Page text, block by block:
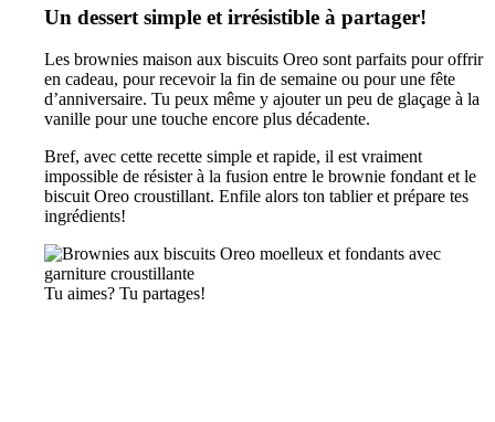
Un dessert simple et irrésistible à partager!
Les brownies maison aux biscuits Oreo sont parfaits pour offrir
en cadeau, pour recevoir la fin de semaine ou pour une fête
d’anniversaire. Tu peux même y ajouter un peu de glaçage à la
vanille pour une touche encore plus décadente.
Bref, avec cette recette simple et rapide, il est vraiment
impossible de résister à la fusion entre le brownie fondant et le
biscuit Oreo croustillant. Enfile alors ton tablier et prépare tes
ingrédients!
Tu aimes? Tu partages!